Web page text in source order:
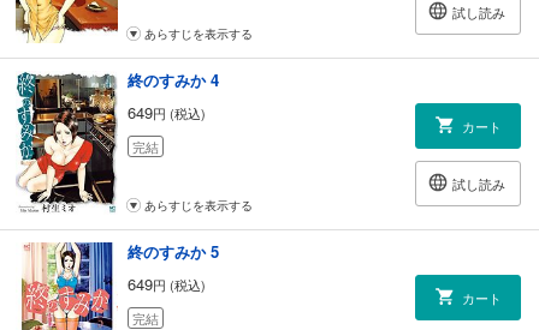
試し読み
あらすじを表示する
終のすみか 4
649円 (税込)
完結
カート
試し読み
あらすじを表示する
終のすみか 5
649円 (税込)
完結
カート